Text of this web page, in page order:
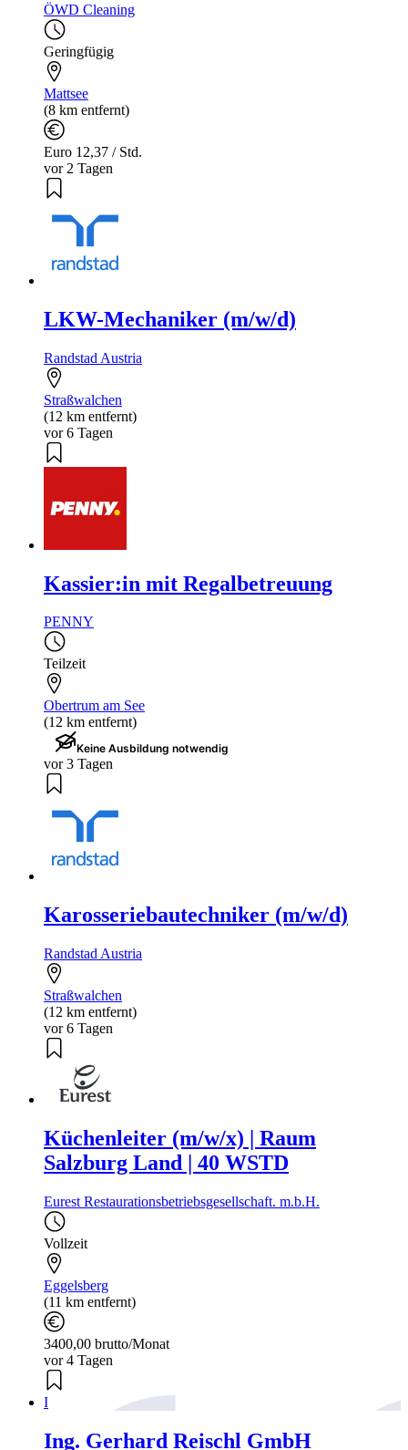
ÖWD Cleaning
Geringfügig
Mattsee
(8 km entfernt)
Euro 12,37 / Std.
vor 2 Tagen
LKW-Mechaniker (m/w/d)
Randstad Austria
Straßwalchen
(12 km entfernt)
vor 6 Tagen
Kassier:in mit Regalbetreuung
PENNY
Teilzeit
Obertrum am See
(12 km entfernt)
Keine Ausbildung notwendig
vor 3 Tagen
Karosseriebautechniker (m/w/d)
Randstad Austria
Straßwalchen
(12 km entfernt)
vor 6 Tagen
Küchenleiter (m/w/x) | Raum
Salzburg Land | 40 WSTD
Eurest Restaurationsbetriebsgesellschaft. m.b.H.
Vollzeit
Eggelsberg
(11 km entfernt)
3400,00 brutto/Monat
vor 4 Tagen
I
Ing. Gerhard Reischl GmbH